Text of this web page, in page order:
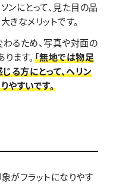
ンにとって、見た目の品
なメリットです。
るため、写真や対面の
ます。「無地では物足
る方にとって、ヘリン
やすいです。
がフラットになりやす